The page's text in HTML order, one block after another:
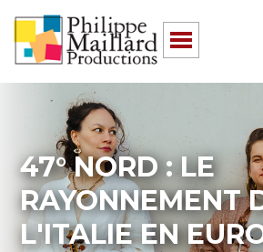
47° NORD : LE
RAYONNEMENT
L'ITALIE EN